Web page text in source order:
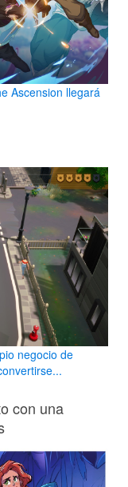
Ascension llegará
negocio de
con una